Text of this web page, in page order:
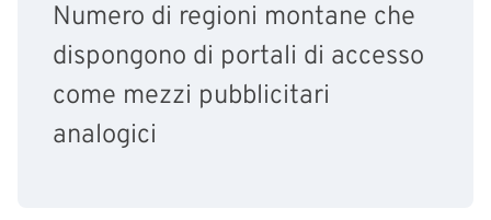
Numero di regioni montane che
dispongono di portali di accesso
come mezzi pubblicitari
analogici